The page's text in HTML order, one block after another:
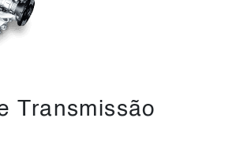
Transmissão